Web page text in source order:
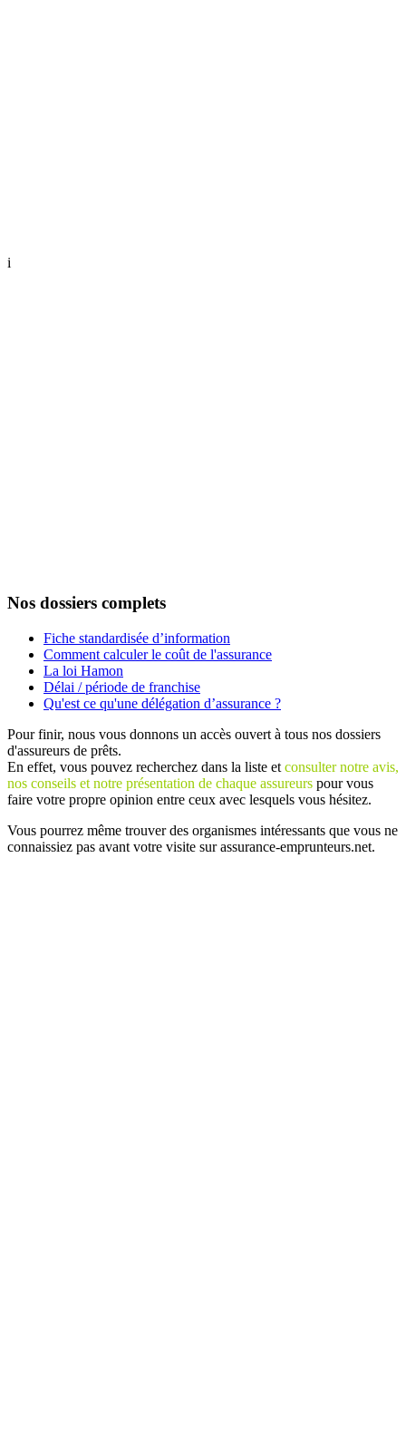
i
Nos dossiers complets
Fiche standardisée d’information
Comment calculer le coût de l'assurance
La loi Hamon
Délai / période de franchise
Qu'est ce qu'une délégation d’assurance ?
Pour finir, nous vous donnons un accès ouvert à tous nos dossiers
d'assureurs de prêts.
En effet, vous pouvez recherchez dans la liste et consulter notre avis,
nos conseils et notre présentation de chaque assureurs pour vous
faire votre propre opinion entre ceux avec lesquels vous hésitez.
Vous pourrez même trouver des organismes intéressants que vous ne
connaissiez pas avant votre visite sur assurance-emprunteurs.net.